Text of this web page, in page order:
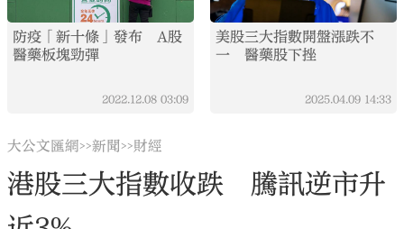
防疫「新十條」發布 A股
醫藥板塊勁彈
2022.12.08 03:09
美股三大指數開盤漲跌不
一 醫藥股下挫
2025.04.09 14:33
大公文匯網>>新聞>>財經
港股三大指數收跌 騰訊逆市升